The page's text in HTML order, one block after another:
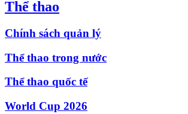
Thể thao
Chính sách quản lý
Thể thao trong nước
Thể thao quốc tế
World Cup 2026